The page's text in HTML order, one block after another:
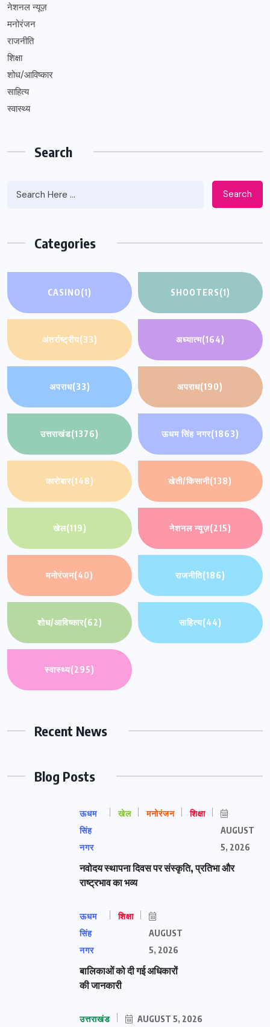
नेशनल न्यूज़
मनोरंजन
राजनीति
शिक्षा
शोध/आविष्कार
साहित्य
स्वास्थ्य
Search
Search
Categories
CASINO(1) SHOOTERS(1)
अंतर्राष्ट्रीय(33) अध्यात्म(164)
अपराध(33) अपराध(190)
उत्तराखंड(1376) ऊधम सिंह नगर(1863)
कारोबार(148) खेती/किसानी(138)
खेल(119) नेशनल न्यूज़(215)
मनोरंजन(40) राजनीति(186)
शोध/आविष्कार(62) साहित्य(44)
स्वास्थ्य(295)
Recent News
Blog Posts
ऊधम
सिंह
नगर
खेल मनोरंजन शिक्षा
AUGUST
5, 2026
नवोदय स्थापना दिवस पर संस्कृति, प्रतिभा और
राष्ट्रभाव का भव्य
ऊधम
सिंह
नगर
शिक्षा
AUGUST
5, 2026
बालिकाओं को दी गई अधिकारों
की जानकारी
उत्तराखंड AUGUST 5, 2026